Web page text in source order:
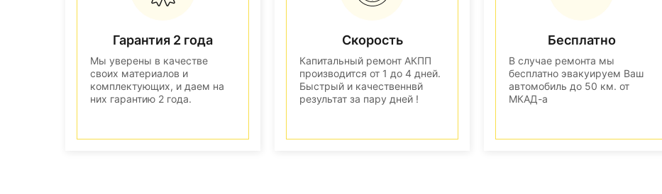
Гарантия 2 года
Мы уверены в качестве
своих материалов и
комплектующих, и даем на
них гарантию 2 года.
Скорость
Капитальный ремонт АКПП
производится от 1 до 4 дней.
Быстрый и качественнвй
результат за пару дней !
Бесплатно
В случае ремонта мы
бесплатно эвакуируем Ваш
автомобиль до 50 км. от
МКАД-а